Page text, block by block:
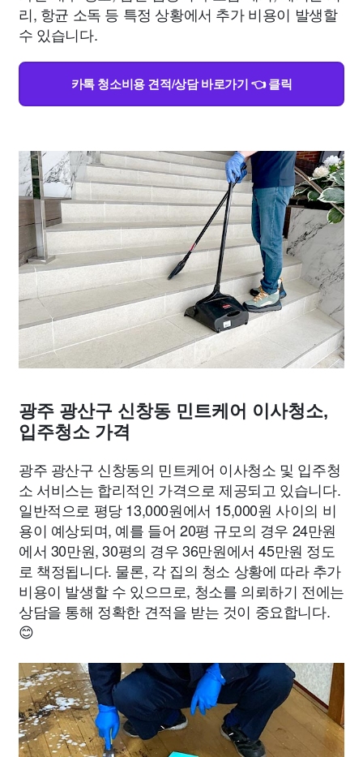
리, 항균 소독 등 특정 상황에서 추가 비용이 발생할
수 있습니다.
카톡 청소비용 견적/상담 바로가기 👈 클릭
광주 광산구 신창동 민트케어 이사청소,
입주청소 가격
광주 광산구 신창동의 민트케어 이사청소 및 입주청
소 서비스는 합리적인 가격으로 제공되고 있습니다.
일반적으로 평당 13,000원에서 15,000원 사이의 비
용이 예상되며, 예를 들어 20평 규모의 경우 24만원
에서 30만원, 30평의 경우 36만원에서 45만원 정도
로 책정됩니다. 물론, 각 집의 청소 상황에 따라 추가
비용이 발생할 수 있으므로, 청소를 의뢰하기 전에는
상담을 통해 정확한 견적을 받는 것이 중요합니다.
😊